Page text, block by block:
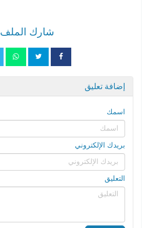
شارك الملف
إضافة تعليق
اسمك
بريدك الإلكتروني
التعليق